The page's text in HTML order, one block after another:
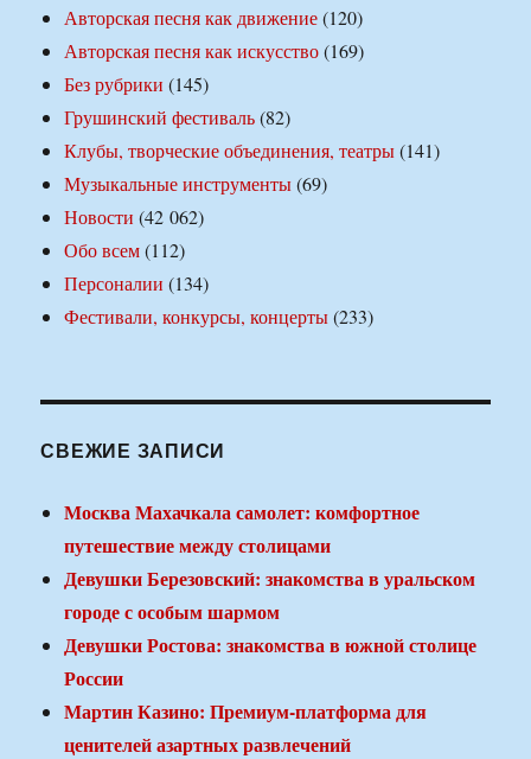
Авторская песня как движение(120)
Авторская песня как искусство(169)
Без рубрики (145)
Грушинский фестиваль(82)
Клубы, творческие объединения, театры(141)
Музыкальные инструменты(69)
Новости (42 062)
Обо всем(112)
Персоналии (134)
Фестивали, конкурсы, концерты(233)
СВЕЖИЕ ЗАПИСИ
Москва Махачкала самолет: комфортное
путешествие между столицами
Девушки Березовский: знакомства в уральском
городе с особым шармом
Девушки Ростова: знакомства в южной столице
России
Мартин Казино: Премиум-платформа для
ценителей азартных развлечений